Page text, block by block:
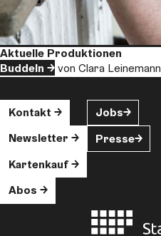
Aktuelle Produktionen
Buddeln
von Clara Leinemann
Kontakt
Newsletter
Kartenkauf
Abos
Jobs
Presse